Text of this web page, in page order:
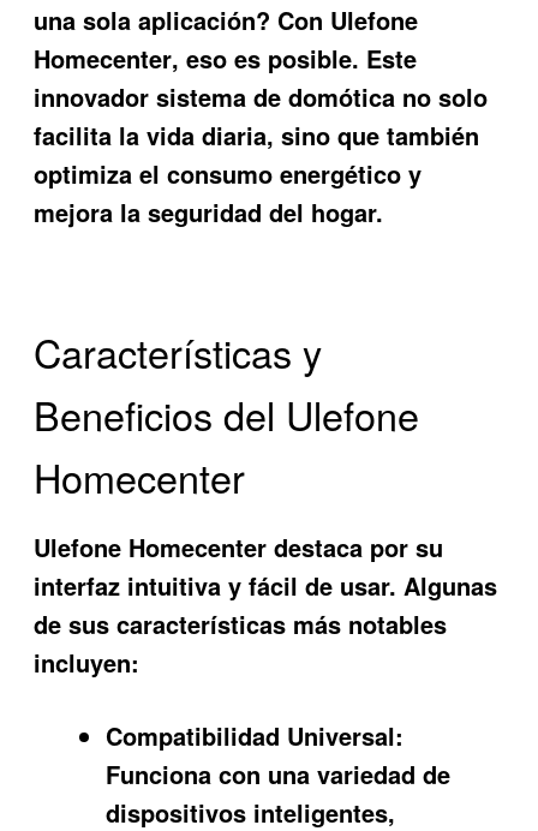
una sola aplicación? Con Ulefone
Homecenter, eso es posible. Este
innovador sistema de domótica no solo
facilita la vida diaria, sino que también
optimiza el consumo energético y
mejora la seguridad del hogar.
Características y
Beneficios del Ulefone
Homecenter
Ulefone Homecenter destaca por su
interfaz intuitiva y fácil de usar. Algunas
de sus características más notables
incluyen:
Compatibilidad Universal:
Funciona con una variedad de
dispositivos inteligentes,